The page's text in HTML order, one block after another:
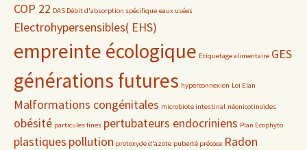
COP 22 DAS Débit d'absorption spécifique eaux usées
Electrohypersensibles( EHS)
empreinte écologique Etiquetage alimentaire GES
générations futures hyperconnexion Loi Elan
Malformations congénitales microbiote intestinal néonicotinoïdes
obésité particules fines pertubateurs endocriniens Plan Ecophyto
plastiques pollution protoxyde d'azote puberté précoce Radon